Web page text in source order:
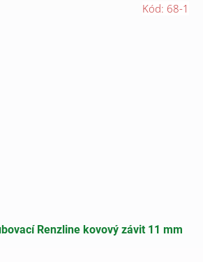
Renzline kovový závit 11 mm
Kód: 68-1